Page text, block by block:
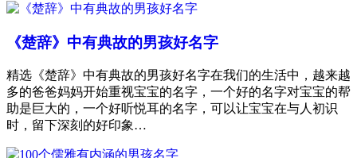
《楚辞》中有典故的男孩好名字
精选《楚辞》中有典故的男孩好名字在我们的生活中，越来越
多的爸爸妈妈开始重视宝宝的名字，一个好的名字对宝宝的帮
助是巨大的，一个好听悦耳的名字，可以让宝宝在与人初识
时，留下深刻的好印象…